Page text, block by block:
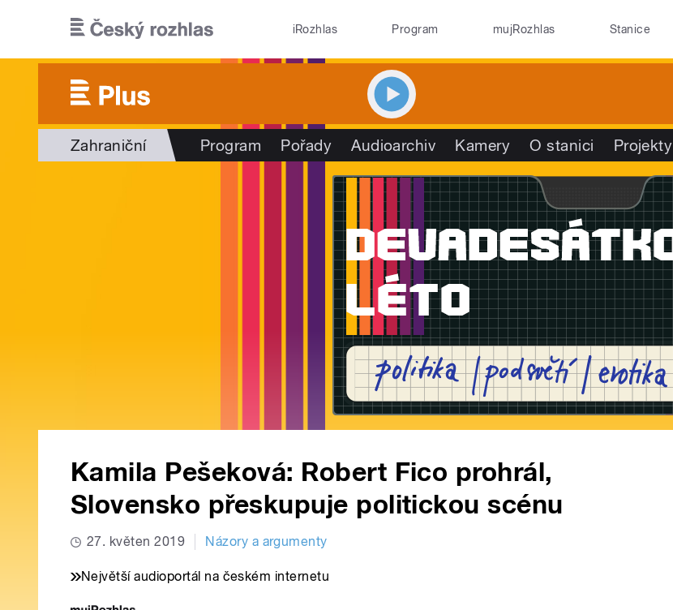
iRozhlas Program mujRozhlas Stanice
Zahraniční Program Pořady Audioarchiv Kamery O stanici Projekty
Kamila Pešeková: Robert Fico prohrál,
Slovensko přeskupuje politickou scénu
27. květen 2019 Názory a argumenty
Největší audioportál na českém internetu